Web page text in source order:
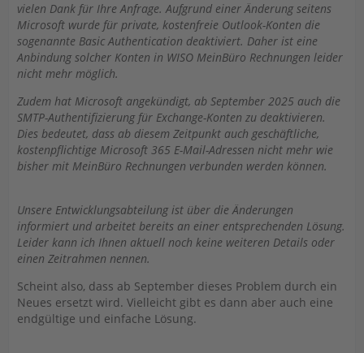
vielen Dank für Ihre Anfrage. Aufgrund einer Änderung seitens
Microsoft wurde für private, kostenfreie Outlook-Konten die
sogenannte Basic Authentication deaktiviert. Daher ist eine
Anbindung solcher Konten in WISO MeinBüro Rechnungen leider
nicht mehr möglich.
Zudem hat Microsoft angekündigt, ab September 2025 auch die
SMTP-Authentifizierung für Exchange-Konten zu deaktivieren.
Dies bedeutet, dass ab diesem Zeitpunkt auch geschäftliche,
kostenpflichtige Microsoft 365 E-Mail-Adressen nicht mehr wie
bisher mit MeinBüro Rechnungen verbunden werden können.
Unsere Entwicklungsabteilung ist über die Änderungen
informiert und arbeitet bereits an einer entsprechenden Lösung.
Leider kann ich Ihnen aktuell noch keine weiteren Details oder
einen Zeitrahmen nennen.
Scheint also, dass ab September dieses Problem durch ein
Neues ersetzt wird. Vielleicht gibt es dann aber auch eine
endgültige und einfache Lösung.